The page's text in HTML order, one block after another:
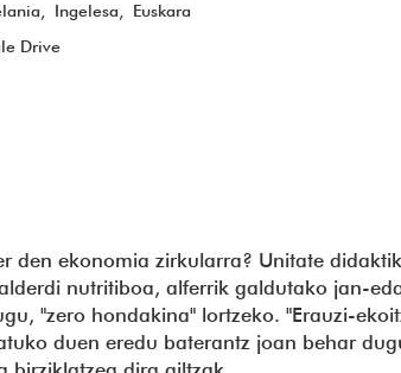
Ingelesa
Euskara
Drive
den ekonomia zirkularra? Unitate
nutritiboa, alferrik galdutako jan-
"zero hondakina" lortzeko. "Erauzi-
duen eredu baterantz joan behar